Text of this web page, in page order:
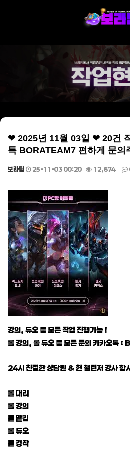
❤ 2025년 11월 03일 ❤ 20건
톡 BORATEAM7 편하게 문의
보라팀 25-11-03 00:20 12,674
강의, 듀오 등 모든 작업 진행가능 !
롤 강의, 롤 듀오 등 모든 문의 카카오
24시 친절한 상담원 & 현 챌린저 강사 항
롤 대리
롤 강의
롤 맡김
롤 듀오
롤 경작